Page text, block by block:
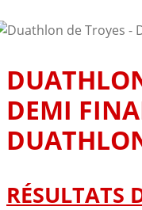
DEMI
RÉSULTATS